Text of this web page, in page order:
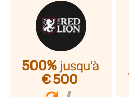
500% jusqu'à
€500